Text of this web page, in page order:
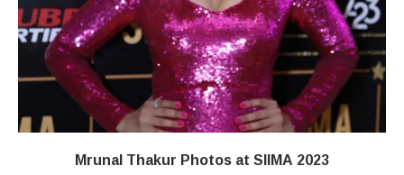
Mrunal Thakur Photos at SIIMA 2023